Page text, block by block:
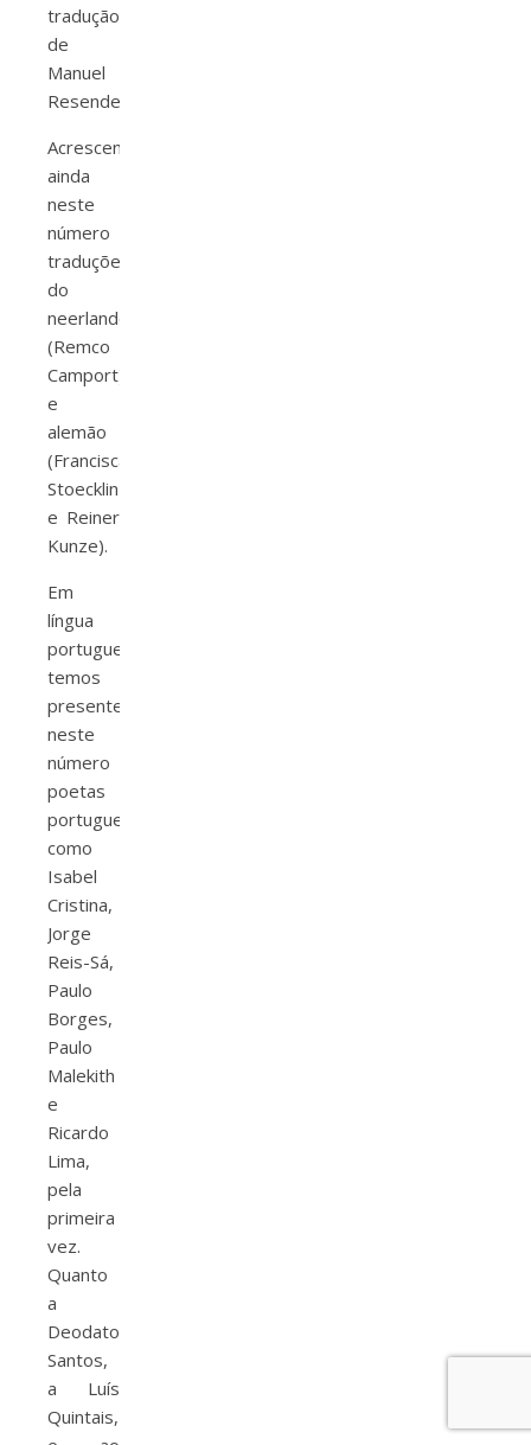
tradução
de
Manuel
Resende.
Acrescem
ainda
neste
número
traduções
do
neerlandês
(Remco
Camport)
e
alemão
(Francisca
Stoecklin
e Reiner
Kunze).
Em
língua
portuguesa
temos
presentes
neste
número
poetas
portugueses
como
Isabel
Cristina,
Jorge
Reis-Sá,
Paulo
Borges,
Paulo
Malekith
e
Ricardo
Lima,
pela
primeira
vez.
Quanto
a
Deodato
Santos,
a Luís
Quintais,